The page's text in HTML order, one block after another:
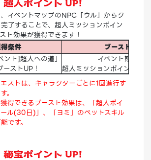
イベントマップのNPC「ウル」からク
了することで、超人ミッションポイン
ト効果が獲得できます！
条件
ブースト効果
ト]超人への道」
ストUP！
イベント期間中
超人ミッションポイント
ストは、キャラクターごとに1回進行す
。
得できるブースト効果は、「超人ポイ
ル(30日)」、「ヨミ」のペットスキル
です。